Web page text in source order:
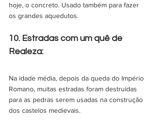
hoje, o concreto. Usado também para fazer
os grandes aquedutos.
10. Estradas com um quê de
Realeza:
Na idade média, depois da queda do Império
Romano, muitas estradas foram destruídas
para as pedras serem usadas na construção
dos castelos medievais.